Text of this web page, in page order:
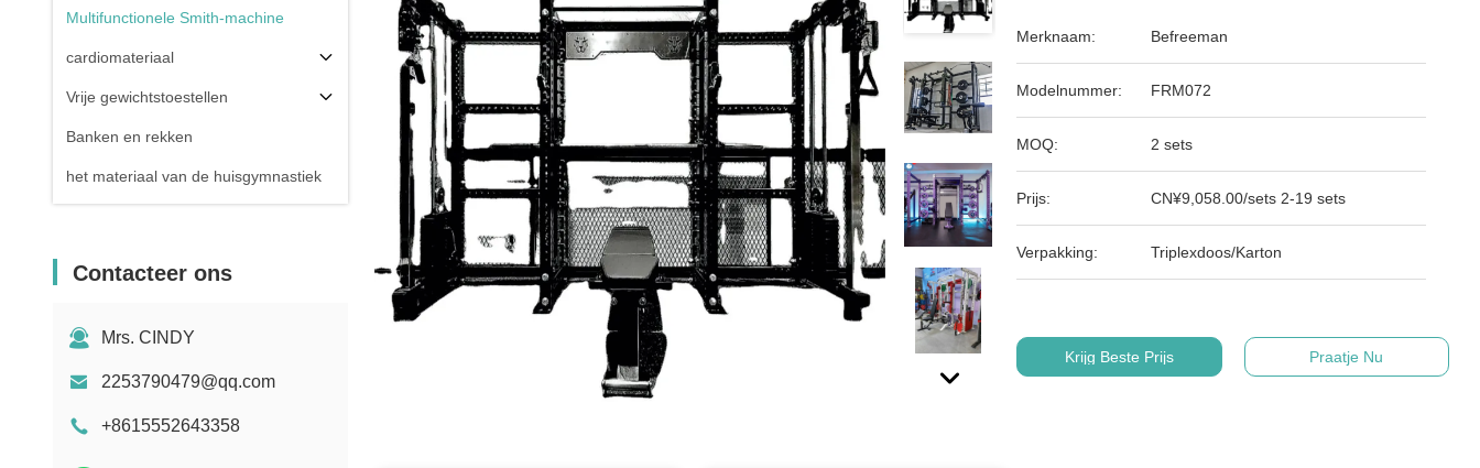
Multifunctionele Smith-machine
cardiomateriaal
Vrije gewichtstoestellen
Banken en rekken
het materiaal van de huisgymnastiek
Contacteer ons
Mrs. CINDY
2253790479@qq.com
+8615552643358
Merknaam: Befreeman
Modelnummer: FRM072
MOQ: 2 sets
Prijs: CN¥9,058.00/sets 2-19 sets
Verpakking: Triplexdoos/Karton
Krijg Beste Prijs Praatje Nu